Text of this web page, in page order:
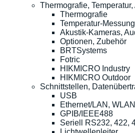
Thermografie,
Thermografie
Temperatur-
Akustik-Kameras,
Optionen, Zubehör
BRTSystems
Fotric
HIKMICRO Industry
HIKMICRO Outdoor
Schnittstellen,
USB
Ethernet/LAN,
GPIB/IEEE488
Seriell RS232, 422,